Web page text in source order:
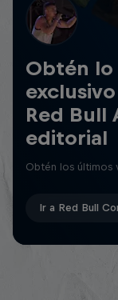
Obtén
Red Bull
editorial
Obtén los últimos
Ir a Red Bull